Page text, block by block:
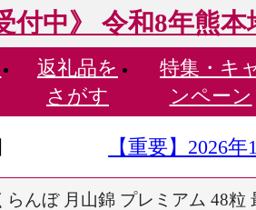
付中》 令和8年熊
返礼品を
さがす
特集・ キ
ンペーン
【重要】2026
らんぼ 月山錦 プレミアム 48